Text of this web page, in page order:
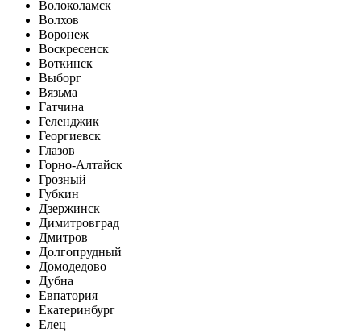
Волоколамск
Волхов
Воронеж
Воскресенск
Воткинск
Выборг
Вязьма
Гатчина
Геленджик
Георгиевск
Глазов
Горно-Алтайск
Грозный
Губкин
Дзержинск
Димитровград
Дмитров
Долгопрудный
Домодедово
Дубна
Евпатория
Екатеринбург
Елец